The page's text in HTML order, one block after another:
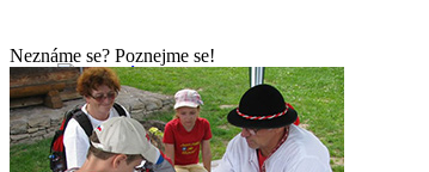
Neznáme se? Poznejme se!